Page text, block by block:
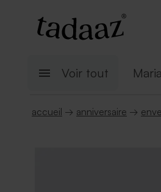
Voir tout
accueil → anniversaire →